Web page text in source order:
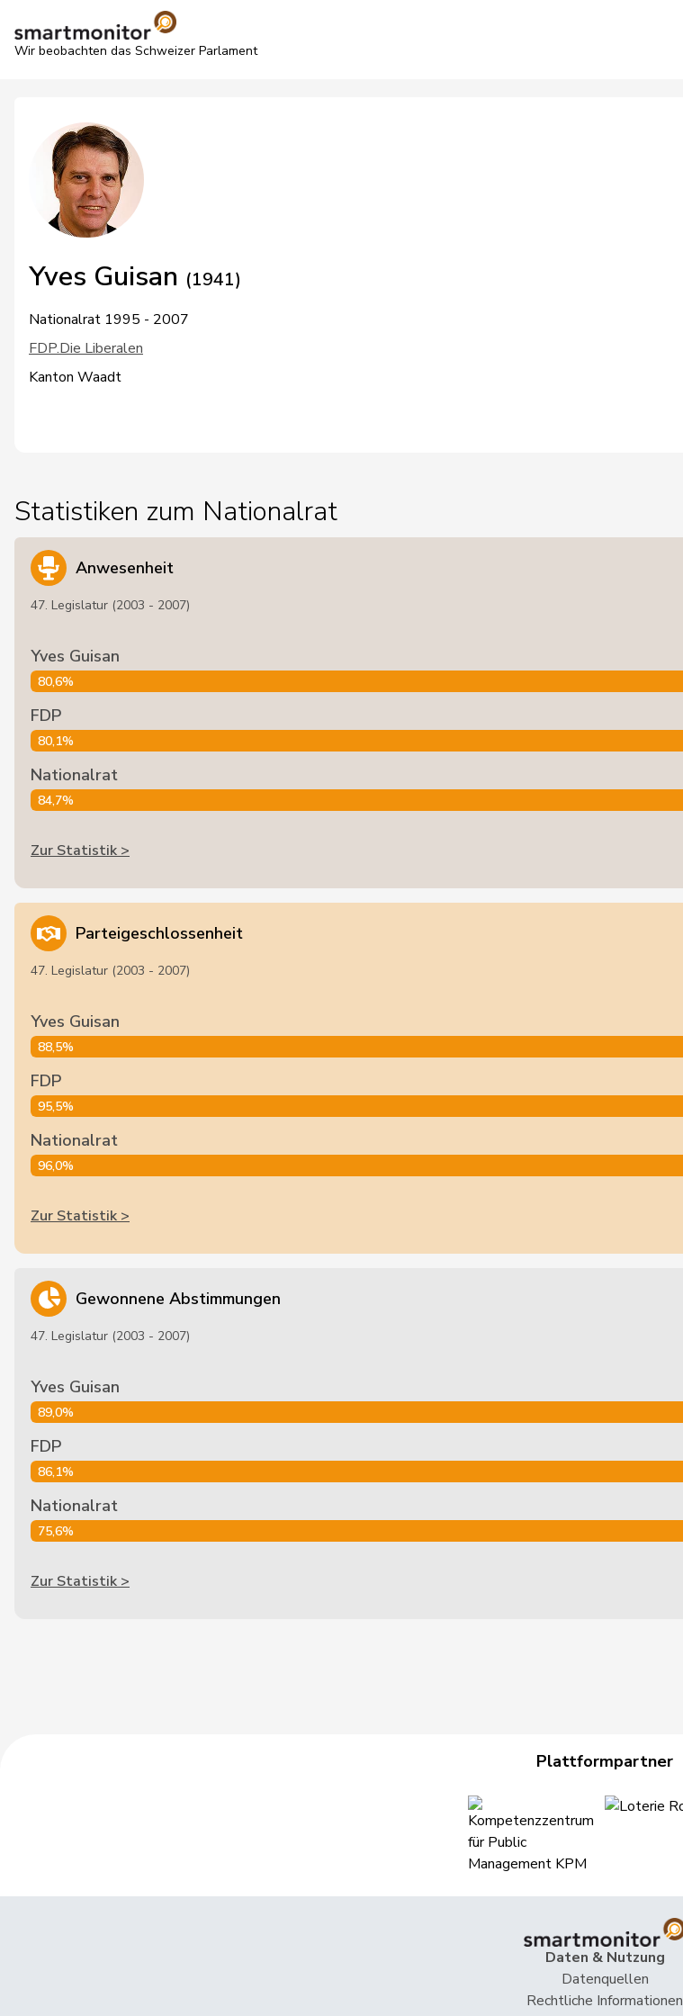
Wir beobachten das Schweizer Parlament
Yves Guisan (1941)
Nationalrat 1995 - 2007
FDP.Die Liberalen
Kanton Waadt
Statistiken zum Nationalrat
Anwesenheit
47. Legislatur (2003 - 2007)
Yves Guisan
80,6%
FDP
80,1%
Nationalrat
84,7%
Zur Statistik >
Parteigeschlossenheit
47. Legislatur (2003 - 2007)
Yves Guisan
88,5%
FDP
95,5%
Nationalrat
96,0%
Zur Statistik >
Gewonnene Abstimmungen
47. Legislatur (2003 - 2007)
Yves Guisan
89,0%
FDP
86,1%
Nationalrat
75,6%
Zur Statistik >
Plattformpartner
Daten & Nutzung
Datenquellen
Rechtliche Informationen